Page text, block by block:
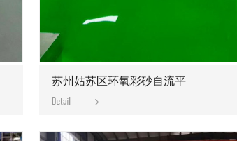
苏州姑苏区环氧彩砂自流平